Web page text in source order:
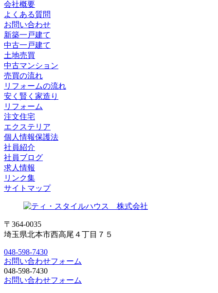
会社概要
よくある質問
お問い合わせ
新築一戸建て
中古一戸建て
土地売買
中古マンション
売買の流れ
リフォームの流れ
安く賢く家造り
リフォーム
注文住宅
エクステリア
個人情報保護法
社員紹介
社員ブログ
求人情報
リンク集
サイトマップ
〒364-0035
埼玉県北本市西高尾４丁目７５
048-598-7430
お問い合わせフォーム
048-598-7430
お問い合わせフォーム